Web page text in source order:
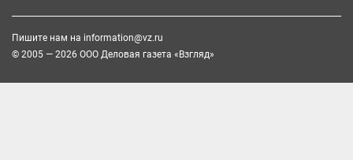
Пишите нам на information@vz.ru
© 2005 — 2026 ООО Деловая газета «Взгляд»